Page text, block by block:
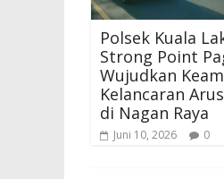
Polsek Kuala
Strong Point
Wujudkan
Kelancaran
di Nagan Raya
Juni 10, 2026 0